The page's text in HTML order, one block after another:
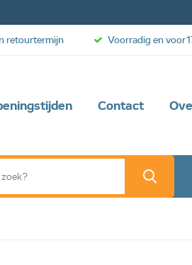
Contact
retourtermijn Voorradig en voor